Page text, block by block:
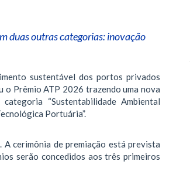
duas outras categorias: inovação
sustentável dos portos privados
o Prêmio ATP 2026 trazendo uma nova
“Sustentabilidade Ambiental
Portuária”.
cerimônia de premiação está prevista
serão concedidos aos três primeiros